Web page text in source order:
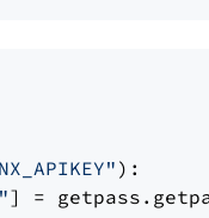
):
] =